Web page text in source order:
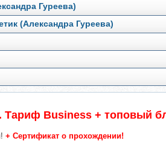
Гуреева)
(Александра Гуреева)
Тариф Business + топовый
! + Сертификат о прохождении!